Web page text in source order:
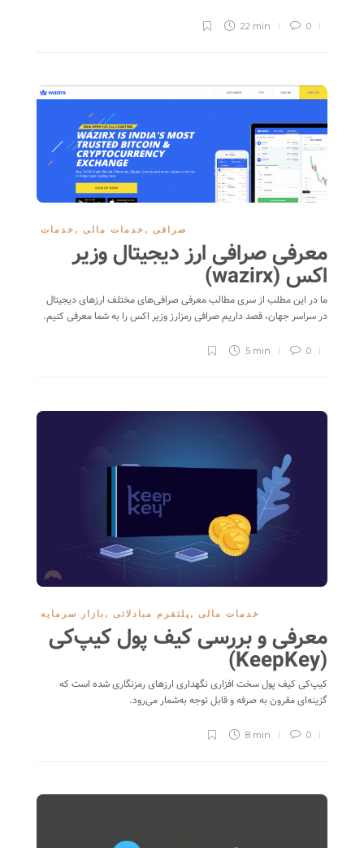
0
22 min
خدمات , خدمات مالی , صرافی
معرفی صرافی ارز دیجیتال وزیر
اکس (wazirx)
ما در این مطلب از سری مطالب معرفی صرافی‌های مختلف ارزهای دیجیتال
در سراسر جهان، قصد داریم صرافی رمزارز وزیر اکس را به شما معرفی کنیم.
0
5 min
بازار سرمایه , پلتفرم مبادلاتی , خدمات مالی
معرفی و بررسی کیف پول کیپ‌کی
(KeepKey)
کیپ‌کی کیف پول سخت افزاری نگهداری ارزهای رمزنگاری شده است که
گزینه‌ای مقرون به صرفه و قابل توجه به‌شمار می‌رود.
0
8 min